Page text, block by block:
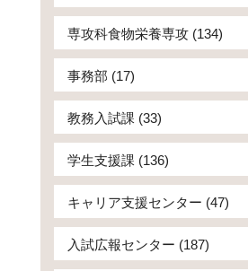
専攻科食物栄養専攻 (134)
事務部 (17)
教務入試課 (33)
学生支援課 (136)
キャリア支援センター (47)
入試広報センター (187)